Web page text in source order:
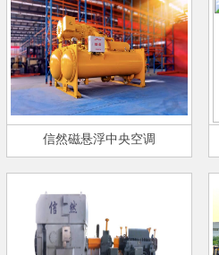
信然磁悬浮中央空调